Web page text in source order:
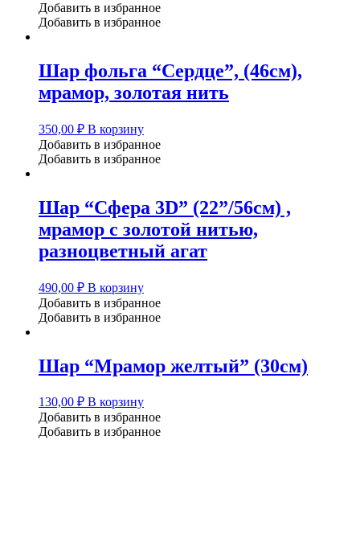
Добавить в избранное
Добавить в избранное
Шар фольга “Сердце”, (46см),
мрамор, золотая нить
350,00 ₽ В корзину
Добавить в избранное
Добавить в избранное
Шар “Сфера 3D” (22”/56см) ,
мрамор с золотой нитью,
разноцветный агат
490,00 ₽ В корзину
Добавить в избранное
Добавить в избранное
Шар “Мрамор желтый” (30см)
130,00 ₽ В корзину
Добавить в избранное
Добавить в избранное